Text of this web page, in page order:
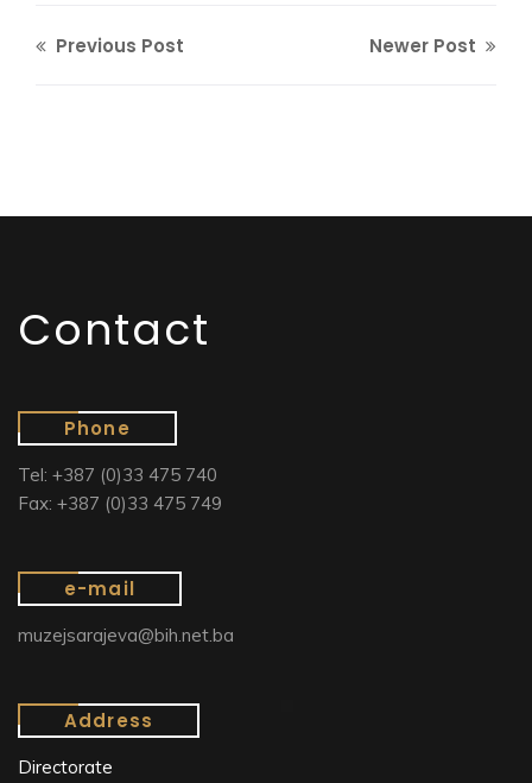
Previous Post Newer Post
Contact
Phone
Tel: +387 (0)33 475 740
Fax: +387 (0)33 475 749
e-mail
muzejsarajeva@bih.net.ba
Address
Directorate